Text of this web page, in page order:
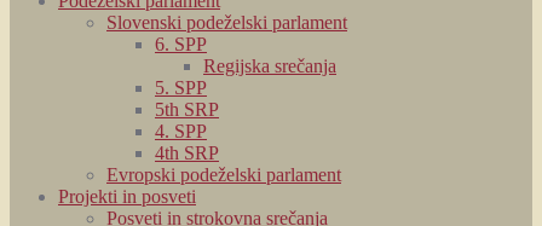
Slovenski podeželski parlament
6. SPP
Regijska srečanja
5. SPP
5th SRP
4. SPP
4th SRP
Evropski podeželski parlament
Projekti in posveti
Posveti in strokovna srečanja